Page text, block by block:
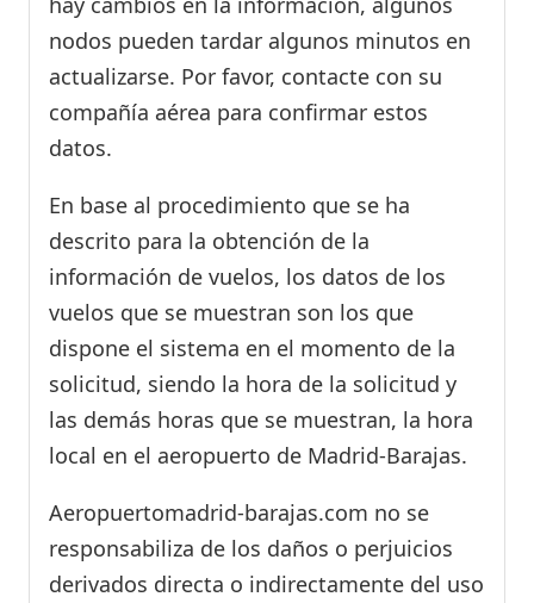
nodos pueden tardar algunos minutos en
actualizarse. Por favor, contacte con su
compañía aérea para confirmar estos
datos.
En base al procedimiento que se ha
descrito para la obtención de la
información de vuelos, los datos de los
vuelos que se muestran son los que
dispone el sistema en el momento de la
solicitud, siendo la hora de la solicitud y
las demás horas que se muestran, la hora
local en el aeropuerto de Madrid-Barajas.
Aeropuertomadrid-barajas.com no se
responsabiliza de los daños o perjuicios
derivados directa o indirectamente del uso